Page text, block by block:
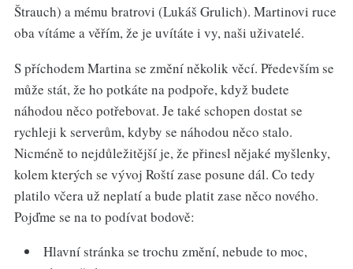
Štrauch) a mému bratrovi (Lukáš Grulich). Martinovi ruce
oba vítáme a věřím, že je uvítáte i vy, naši uživatelé.
S příchodem Martina se změní několik věcí. Především se
může stát, že ho potkáte na podpoře, když budete
náhodou něco potřebovat. Je také schopen dostat se
rychleji k serverům, kdyby se náhodou něco stalo.
Nicméně to nejdůležitější je, že přinesl nějaké myšlenky,
kolem kterých se vývoj Roští zase posune dál. Co tedy
platilo včera už neplatí a bude platit zase něco nového.
Pojďme se na to podívat bodově:
Hlavní stránka se trochu změní, nebude to moc,